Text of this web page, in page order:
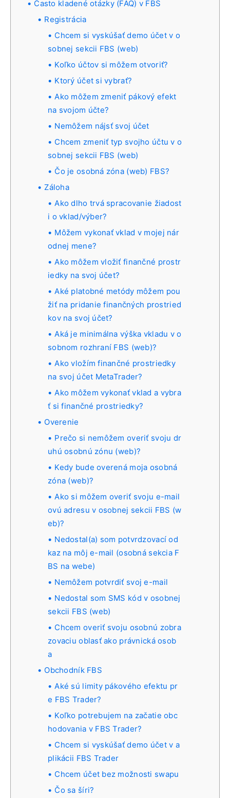
Často kladené otázky (FAQ) v FBS
Registrácia
Chcem si vyskúšať demo účet v o
sobnej sekcii FBS (web)
Koľko účtov si môžem otvoriť?
Ktorý účet si vybrať?
Ako môžem zmeniť pákový efekt
na svojom účte?
Nemôžem nájsť svoj účet
Chcem zmeniť typ svojho účtu v o
sobnej sekcii FBS (web)
Čo je osobná zóna (web) FBS?
Záloha
Ako dlho trvá spracovanie žiadost
i o vklad/výber?
Môžem vykonať vklad v mojej nár
odnej mene?
Ako môžem vložiť finančné prostr
iedky na svoj účet?
Aké platobné metódy môžem pou
žiť na pridanie finančných prostried
kov na svoj účet?
Aká je minimálna výška vkladu v o
sobnom rozhraní FBS (web)?
Ako vložím finančné prostriedky
na svoj účet MetaTrader?
Ako môžem vykonať vklad a vybra
ť si finančné prostriedky?
Overenie
Prečo si nemôžem overiť svoju dr
uhú osobnú zónu (web)?
Kedy bude overená moja osobná
zóna (web)?
Ako si môžem overiť svoju e-mail
ovú adresu v osobnej sekcii FBS (w
eb)?
Nedostal(a) som potvrdzovací od
kaz na môj e-mail (osobná sekcia F
BS na webe)
Nemôžem potvrdiť svoj e-mail
Nedostal som SMS kód v osobnej
sekcii FBS (web)
Chcem overiť svoju osobnú zobra
zovaciu oblasť ako právnická osob
a
Obchodník FBS
Aké sú limity pákového efektu pr
e FBS Trader?
Koľko potrebujem na začatie obc
hodovania v FBS Trader?
Chcem si vyskúšať demo účet v a
plikácii FBS Trader
Chcem účet bez možnosti swapu
Čo sa šíri?